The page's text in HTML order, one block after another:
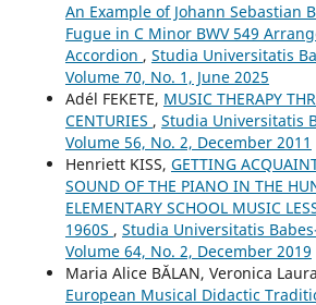
An Example of Johann Sebastian
Fugue in C Minor BWV 549
Accordion , Studia Universitatis
Volume 70, No. 1, June 2025
Adél FEKETE, MUSIC THERAPY
CENTURIES , Studia Universitatis
Volume 56, No. 2, December 2011
Henriett KISS, GETTING
SOUND OF THE PIANO IN THE
ELEMENTARY SCHOOL MUSIC
1960S , Studia Universitatis
Volume 64, No. 2, December 2019
Maria Alice BĂLAN, Veronica
European Musical Didactic